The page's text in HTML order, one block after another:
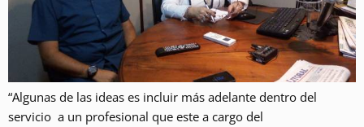
“Algunas de las ideas es incluir más adelante dentro del
servicio a un profesional que este a cargo del